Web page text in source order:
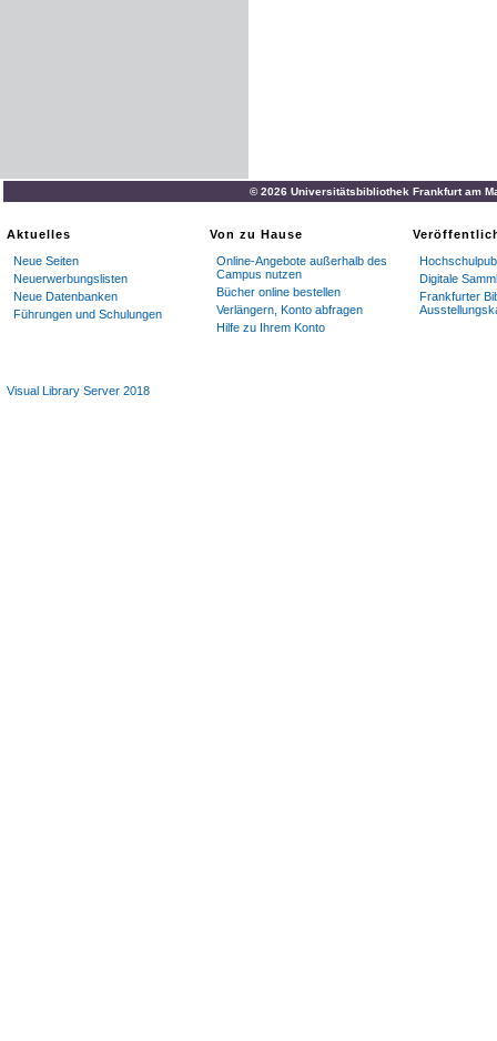
© 2026 Universitätsbibliothek Frankfurt am
Aktuelles
Neue Seiten
Neuerwerbungslisten
Neue Datenbanken
Führungen und Schulungen
Von zu Hause
Online-Angebote außerhalb des
Campus nutzen
Bücher online bestellen
Verlängern, Konto abfragen
Hilfe zu Ihrem Konto
Digitale
Frankfurter
Visual Library Server 2018